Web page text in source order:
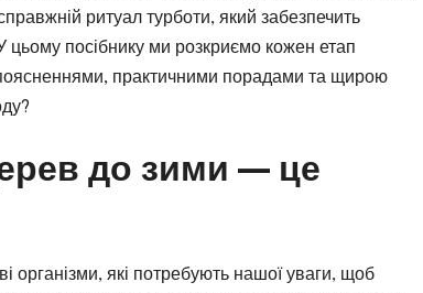
ритуал турботи, який забезпечить
посібнику ми розкриємо кожен етап
поясненнями, практичними порадами та щирою
до зими — це
організми, які потребують нашої уваги, щоб